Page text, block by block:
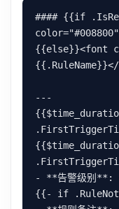
#### {{if
{{else}}<font
---
- **告警级别
{{- if